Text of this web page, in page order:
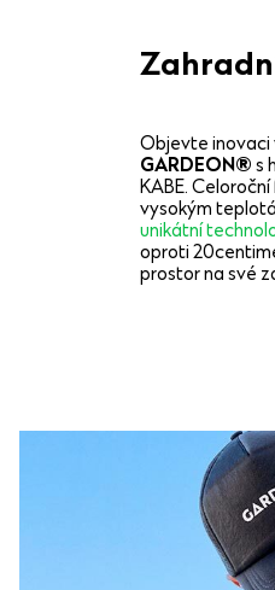
Objevte inovaci
GARDEON® s
KABE.
vysokým
unikátní
oproti
prostor na své